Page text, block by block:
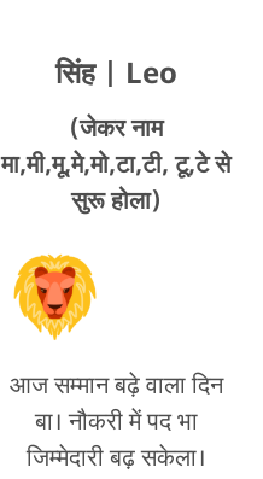
सिंह | Leo
(जेकर नाम
मा,मी,मू,मे,मो,टा,टी, टू,टे से
सुरू होला)
आज सम्मान बढ़े वाला दिन
बा। नौकरी में पद भा
जिम्मेदारी बढ़ सकेला।